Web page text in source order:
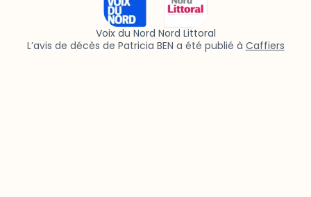
Voix du Nord Nord Littoral
L’avis de décès de Patricia BEN a été publié à Caffiers